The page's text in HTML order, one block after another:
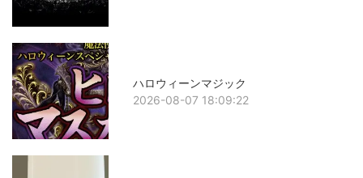
ハロウィーンマジック
2026-08-07 18:09:22